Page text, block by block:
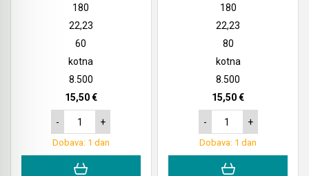
180
22,23
60
kotna
8.500
15,50 €
- +
Dobava: 1 dan
180
22,23
80
kotna
8.500
15,50 €
- +
Dobava: 1 dan
Akmulatorski kovičarji / kovičniki
Akumulatorski mešalniki in zgoščevalniki
Akumulatorske škarje in prebijalniki za kovino
Akumulatorske samokolnice
Ročno orodje
Stranski in krožni ročaji
Pribor za verižne rezkarje
Elastike, gurtne in povezovalni trakovi